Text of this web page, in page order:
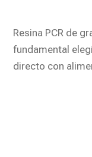
Resina PCR de
fundamental
directo con